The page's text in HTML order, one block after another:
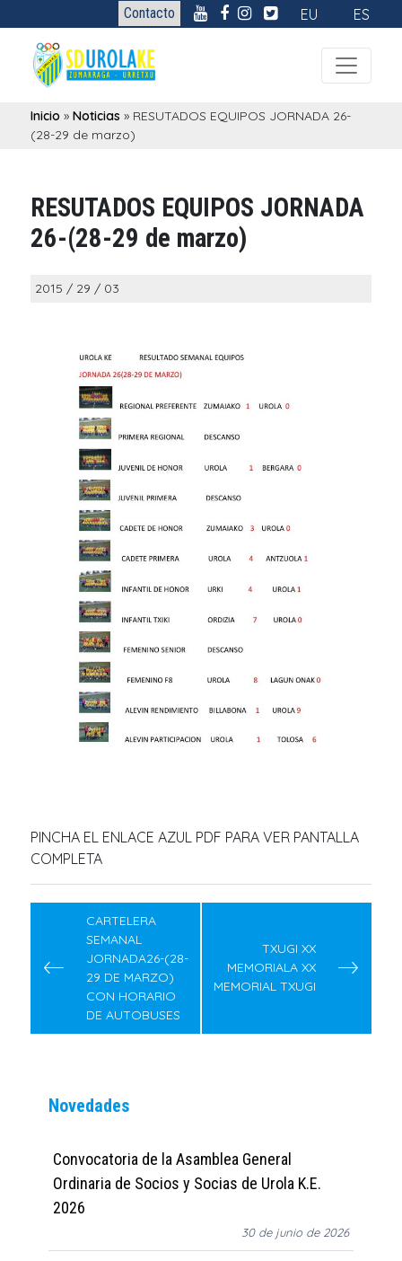
Contacto EU ES
Inicio »Noticias » RESUTADOS EQUIPOS JORNADA 26-
(28-29 de marzo)
RESUTADOS EQUIPOS JORNADA
26-(28-29 de marzo)
2015 / 29 / 03
PINCHA EL ENLACE AZUL PDF PARA VER PANTALLA
COMPLETA
entradas
CARTELERA
SEMANAL
JORNADA26-(28-
29 DE MARZO)
CON HORARIO
DE AUTOBUSES
TXUGI XX
MEMORIALA XX
MEMORIAL TXUGI
Novedades
Convocatoria de la Asamblea General
Ordinaria de Socios y Socias de Urola K.E.
2026
30 de junio de 2026